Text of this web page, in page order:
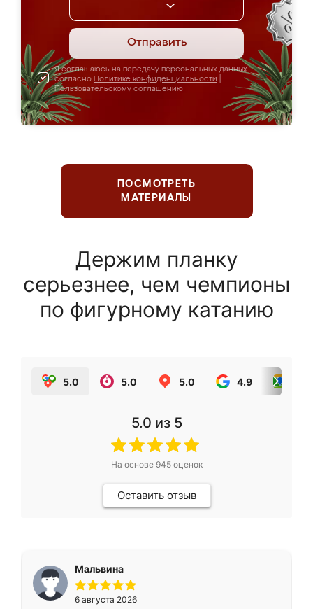
Отправить
Я соглашаюсь на передачу персональных данных
согласно Политике конфиденциальности
Пользовательскому соглашению
ПОСМОТРЕТЬ
МАТЕРИАЛЫ
Держим планку
серьезнее, чем чемпионы
по фигурному катанию
5.0 5.0 5.0 4.9
5.0 из 5
На основе 945оценок
Оставить отзыв
Мальвина
6 августа 2026